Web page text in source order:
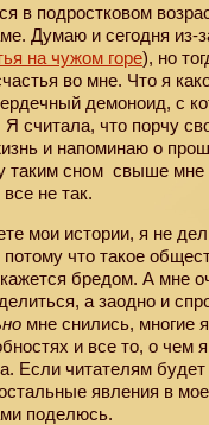
в подростковом
Думаю и сегодня из-
на чужом горе), но
во мне. Что я
демоноид, с
Я считала, что порчу
и напоминаю о
таким сном свыше мне
не так.
мои истории, я не
потому что такое
бредом. А мне
а заодно и
мне снились, многие
и все то, о чем
Если читателям
явления в
поделюсь.